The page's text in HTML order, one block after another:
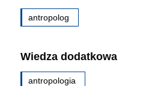
antropolog
Wiedza dodatkowa
antropologia